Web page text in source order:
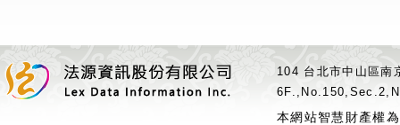
104 台北市中山區
本網站智慧財產權